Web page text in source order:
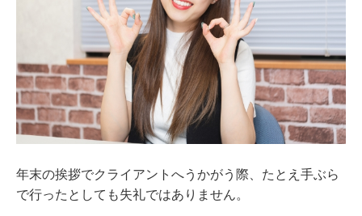
年末の挨拶でクライアントへうかがう際、たとえ手ぶら
で行ったとしても失礼ではありません。